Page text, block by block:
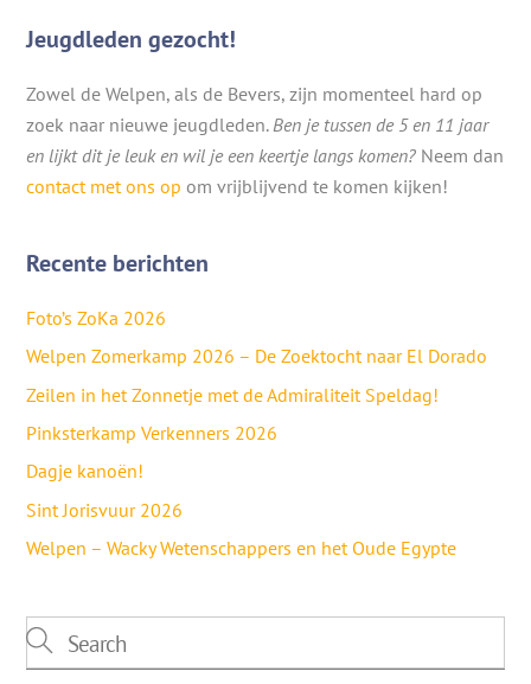
Jeugdleden gezocht!
Zowel de Welpen, als de Bevers, zijn momenteel hard op
zoek naar nieuwe jeugdleden.Ben je tussen de 5 en 11 jaar
en lijkt dit je leuk en wil je een keertje langs komen? Neem dan
contact met ons op om vrijblijvend te komen kijken!
Recente berichten
Foto’s ZoKa 2026
Welpen Zomerkamp 2026 – De Zoektocht naar El Dorado
Zeilen in het Zonnetje met de Admiraliteit Speldag!
Pinksterkamp Verkenners 2026
Dagje kanoën!
Sint Jorisvuur 2026
Welpen – Wacky Wetenschappers en het Oude Egypte